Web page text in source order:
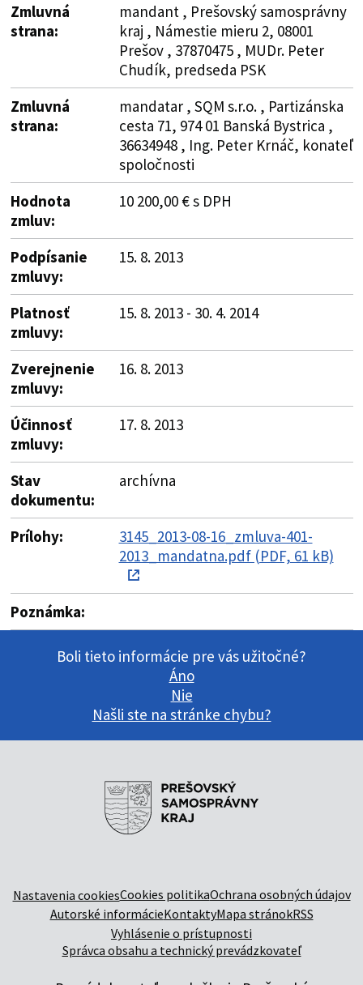
Zmluvná
strana:
mandant , Prešovský samosprávny
kraj , Námestie mieru 2, 08001
Prešov , 37870475 , MUDr. Peter
Chudík, predseda PSK
Zmluvná
strana:
mandatar , SQM s.r.o. , Partizánska
cesta 71, 974 01 Banská Bystrica ,
36634948 , Ing. Peter Krnáč, konateľ
spoločnosti
Hodnota
zmluv:
10 200,00 € s DPH
Podpísanie
zmluvy:
15. 8. 2013
Platnosť
zmluvy:
15. 8. 2013 - 30. 4. 2014
Zverejnenie
zmluvy:
16. 8. 2013
Účinnosť
zmluvy:
17. 8. 2013
Stav
dokumentu:
archívna
Prílohy:
3145_2013-08-16_zmluva-401-
2013_mandatna.pdf (PDF, 61 kB)
Poznámka:
Boli tieto informácie pre vás užitočné?
Áno
Nie
Našli ste na stránke chybu?
Nastavenia cookiesCookies politikaOchrana osobných údajov
Autorské informácieKontaktyMapa stránokRSS
Vyhlásenie o prístupnosti
Správca obsahu a technický prevádzkovateľ